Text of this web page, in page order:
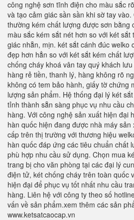
công nghệ sơn tĩnh điện cho màu sắc
và tạo cảm giác sần sần khi sờ tay
thường kém chất lượng được sơn bằng
màu sắc kém sắt nét hơn so với két sắt
giác nhẵn, mịn. két sắt cánh đúc welko
đẹp hơn hẳn so với két sắt kém chất
chống cháy khoá vân tay quý khách
hàng rẻ tiền, thanh lý, hàng không rõ
không có tem bảo hành, giấy tờ chứng
lượng sản phẩm. Hệ thống đại lý két
tỉnh thành sẵn sàng phục vụ nhu cầu
hàng. Với công nghệ sản xuất hiện đại
hàn quốc hiện đang được nhà máy
cấp trên thị trường với thương hiệu
hàn quốc đáp ứng các tiêu chuẩn chất
phù hợp nhu cầu sử dụng. Chọn mua
trang bị cho văn phòng tại các đại lý
điện tử, két chống cháy trên toàn quốc
hiện đại để phục vụ tốt nhất nhu cầu
hàng. Liên hệ với công ty theo số
vấn về sản phẩm.xem thêm các sản
www.ketsatcaocap.vn